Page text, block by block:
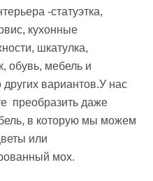
-статуэтка,
кухонные
шкатулка,
обувь, мебель и
вариантов.У нас
преобразить даже
в которую мы можем
или
мох.